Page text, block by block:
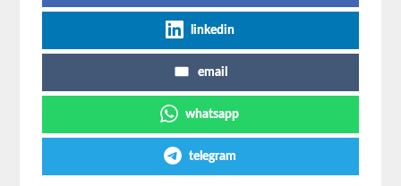
linkedin
email
whatsapp
telegram